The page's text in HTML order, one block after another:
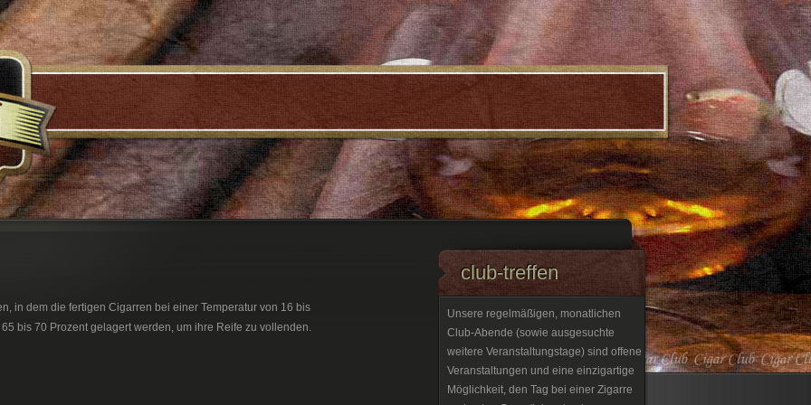
in dem die fertigen Cigarren bei einer Temperatur von 16 bis
bis 70 Prozent gelagert werden, um ihre Reife zu vollenden.
club-treffen
Unsere regelmäßigen, monatlichen
Club-Abende (sowie ausgesuchte
weitere Veranstaltungstage) sind offene
Veranstaltungen und eine einzigartige
Möglichkeit, den Tag bei einer Zigarre